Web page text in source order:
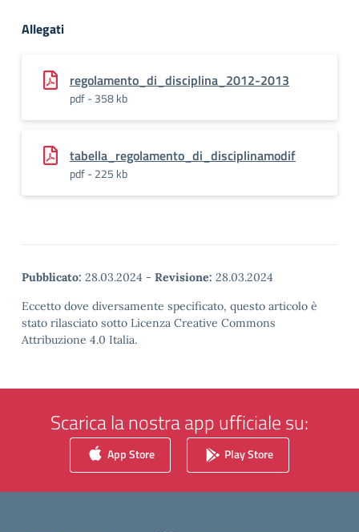
Allegati
regolamento_di_disciplina_2012-2013
pdf - 358 kb
tabella_regolamento_di_disciplinamodif
pdf - 225 kb
Pubblicato: 28.03.2024 - Revisione: 28.03.2024
Eccetto dove diversamente specificato, questo articolo è
stato rilasciato sotto Licenza Creative Commons
Attribuzione 4.0 Italia.
Scarica la nostra app ufficiale su:
App Store Play Store